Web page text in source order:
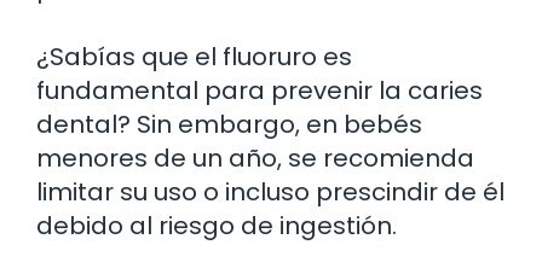
¿Sabías que el fluoruro es
fundamental para prevenir la caries
dental? Sin embargo, en bebés
menores de un año, se recomienda
limitar su uso o incluso prescindir de él
debido al riesgo de ingestión.